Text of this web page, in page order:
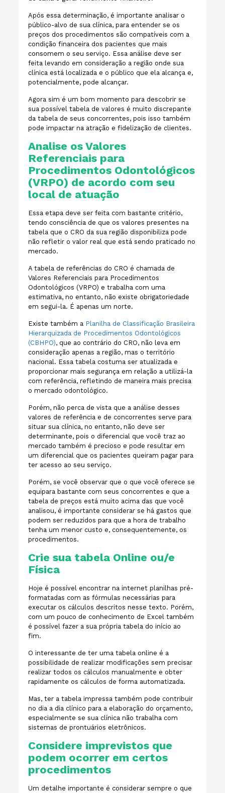
Após essa determinação, é importante analisar o
público-alvo de sua clínica, para entender se os
preços dos procedimentos são compatíveis com a
condição financeira dos pacientes que mais
consomem o seu serviço. Essa análise deve ser
feita levando em consideração a região onde sua
clínica está localizada e o público que ela alcança e,
potencialmente, pode alcançar.
Agora sim é um bom momento para descobrir se
sua possível tabela de valores é muito discrepante
da tabela de seus concorrentes, pois isso também
pode impactar na atração e fidelização de clientes.
Analise os Valores
Referenciais para
Procedimentos Odontológicos
(VRPO) de acordo com seu
local de atuação
Essa etapa deve ser feita com bastante critério,
tendo consciência de que os valores presentes na
tabela que o CRO da sua região disponibiliza pode
não refletir o valor real que está sendo praticado no
mercado.
A tabela de referências do CRO é chamada de
Valores Referenciais para Procedimentos
Odontológicos (VRPO) e trabalha com uma
estimativa, no entanto, não existe obrigatoriedade
em segui-la. É apenas um norte.
Existe também a Planilha de Classificação Brasileira
Hierarquizada de Procedimentos Odontológicos
(CBHPO), que ao contrário do CRO, não leva em
consideração apenas a região, mas o território
nacional. Essa tabela costuma ser atualizada e
proporcionar mais segurança em relação a utilizá-la
com referência, refletindo de maneira mais precisa
o mercado odontológico.
Porém, não perca de vista que a análise desses
valores de referência e de concorrentes serve para
situar sua clínica, no entanto, não deve ser
determinante, pois o diferencial que você traz ao
mercado também é precioso e pode resultar em
um diferencial que os pacientes queiram pagar para
ter acesso ao seu serviço.
Porém, se você observar que o que você oferece se
equipara bastante com seus concorrentes e que a
tabela de preços está muito acima das que você
analisou, é importante considerar se há gastos que
podem ser reduzidos para que a hora de trabalho
tenha um menor custo e, consequentemente, os
procedimentos.
Crie sua tabela Online ou/e
Física
Hoje é possível encontrar na internet planilhas pré-
formatadas com as fórmulas necessárias para
executar os cálculos descritos nesse texto. Porém,
com um pouco de conhecimento de Excel também
é possível fazer a sua própria tabela do início ao
fim.
O interessante de ter uma tabela online é a
possibilidade de realizar modificações sem precisar
realizar todos os cálculos manualmente e obter
rapidamente os cálculos de forma automatizada.
Mas, ter a tabela impressa também pode contribuir
no dia a dia clínico para a elaboração do orçamento,
especialmente se sua clínica não trabalha com
sistemas de prontuários eletrônicos.
Considere imprevistos que
podem ocorrer em certos
procedimentos
Um detalhe importante é considerar sempre o que